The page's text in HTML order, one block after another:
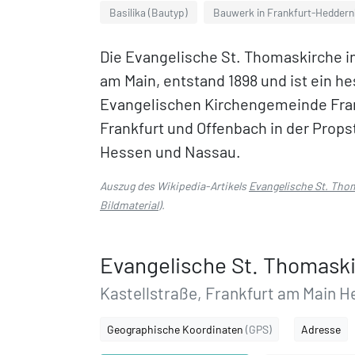
Basilika (Bautyp) Bauwerk in Frankfurt-
Die Evangelische St. Thomaskirche
am Main, entstand 1898 und ist ein
Evangelischen Kirchengemeinde
Frankfurt und Offenbach in der
Hessen und Nassau.
Auszug des Wikipedia-ArtikelsEvangelische St.
Bildmaterial).
Evangelische St.
Kastellstraße, Frankfurt am Main
Geographische Koordinaten (GPS) Adresse